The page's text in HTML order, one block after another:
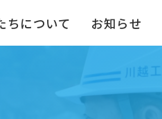
ちについて お知らせ